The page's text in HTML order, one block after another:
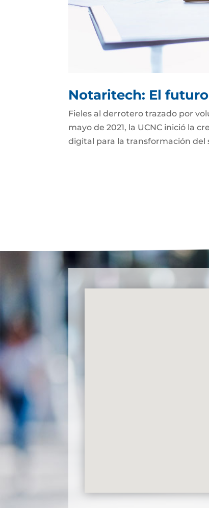
Notaritech: El
Fieles al derrotero trazado por
mayo de 2021, la UCNC inició la
digital para la transformación